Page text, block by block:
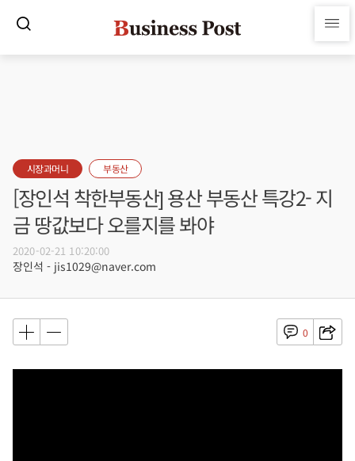
시장과머니 부동산
[장인석 착한부동산] 용산 부동산 특강2- 지
금 땅값보다 오를지를 봐야
2020-02-21 10:20:00
장인석 - jis1029@naver.com
0